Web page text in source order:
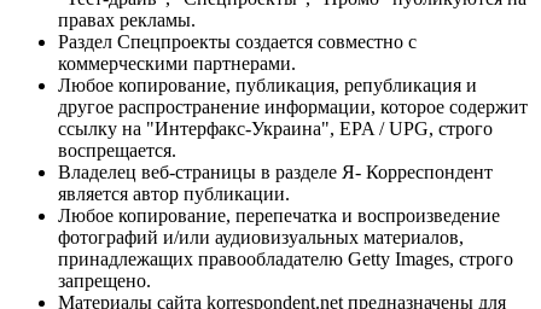
правах рекламы.
Раздел Спецпроекты создается совместно с
коммерческими партнерами.
Любое копирование, публикация, републикация и
другое распространение информации, которое содержит
ссылку на "Интерфакс-Украина", EPA / UPG, строго
воспрещается.
Владелец веб-страницы в разделе Я- Корреспондент
является автор публикации.
Любое копирование, перепечатка и воспроизведение
фотографий и/или аудиовизуальных материалов,
принадлежащих правообладателю Getty Images, строго
запрещено.
Материалы сайта korrespondent.net предназначены для